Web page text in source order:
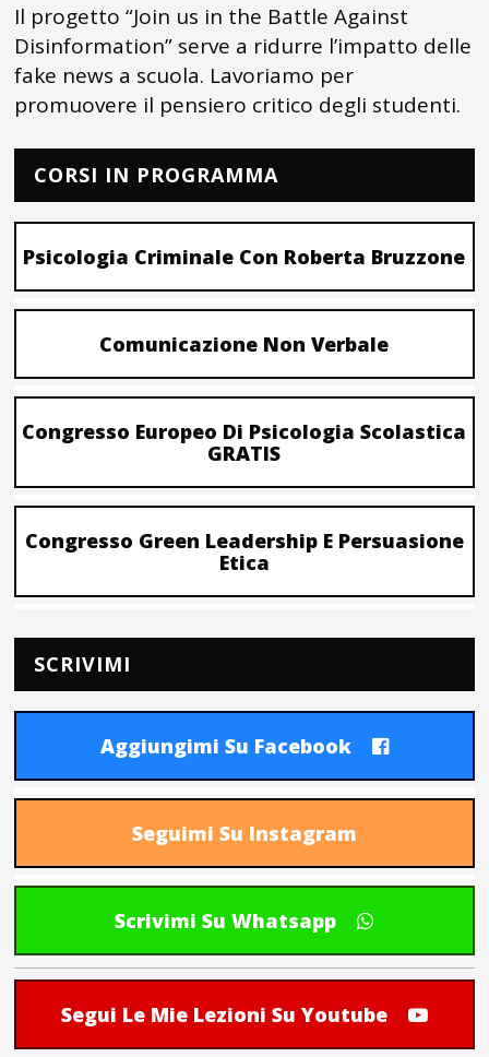
Il progetto “Join us in the Battle Against
Disinformation” serve a ridurre l’impatto delle
fake news a scuola. Lavoriamo per
promuovere il pensiero critico degli studenti.
CORSI IN PROGRAMMA
Psicologia Criminale Con Roberta Bruzzone
Comunicazione Non Verbale
Congresso Europeo Di Psicologia Scolastica
GRATIS
Congresso Green Leadership E Persuasione
Etica
SCRIVIMI
Aggiungimi Su Facebook
Seguimi Su Instagram
Scrivimi Su Whatsapp
Segui Le Mie Lezioni Su Youtube